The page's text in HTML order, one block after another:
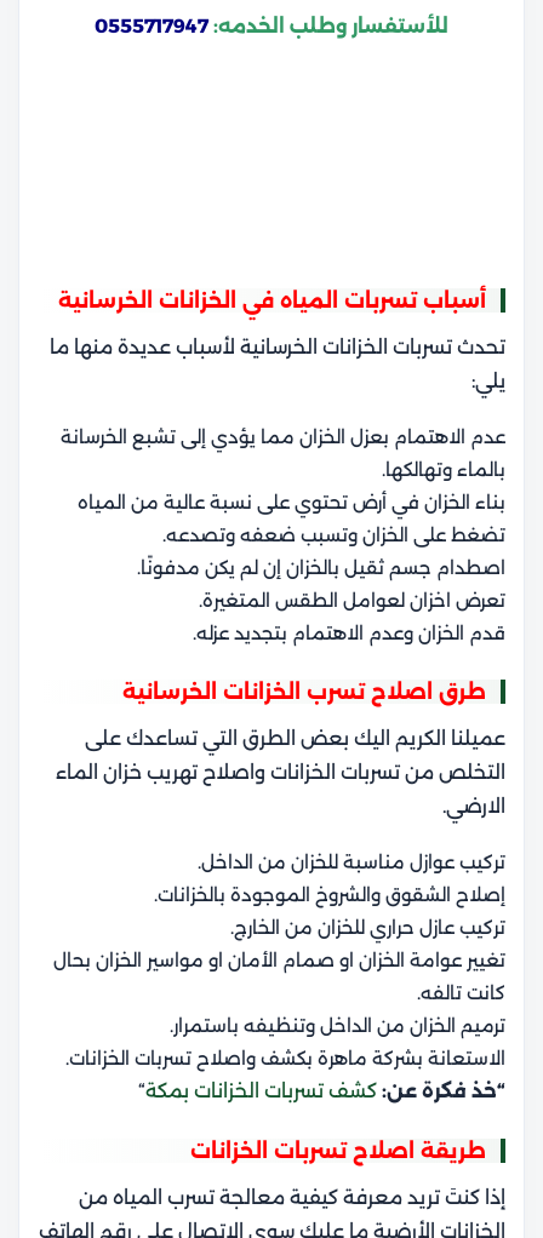
للأستفسار وطلب الخدمه: 0555717947
أسباب تسربات المياه في الخزانات الخرسانية
تحدث تسربات الخزانات الخرسانية لأسباب عديدة منها ما
يلي:
عدم الاهتمام بعزل الخزان مما يؤدي إلى تشبع الخرسانة
بالماء وتهالكها.
بناء الخزان في أرض تحتوي على نسبة عالية من المياه
تضغط على الخزان وتسبب ضعفه وتصدعه.
اصطدام جسم ثقيل بالخزان إن لم يكن مدفونًا.
تعرض اخزان لعوامل الطقس المتغيرة.
قدم الخزان وعدم الاهتمام بتجديد عزله.
طرق اصلاح تسرب الخزانات الخرسانية
عميلنا الكريم اليك بعض الطرق التي تساعدك على
التخلص من تسربات الخزانات واصلاح تهريب خزان الماء
الارضي.
تركيب عوازل مناسبة للخزان من الداخل.
إصلاح الشقوق والشروخ الموجودة بالخزانات.
تركيب عازل حراري للخزان من الخارج.
تغيير عوامة الخزان او صمام الأمان او مواسير الخزان بحال
كانت تالفه.
ترميم الخزان من الداخل وتنظيفه باستمرار.
الاستعانة بشركة ماهرة بكشف واصلاح تسربات الخزانات.
“خذ فكرة عن: كشف تسربات الخزانات بمكة“
طريقة اصلاح تسربات الخزانات
إذا كنتَ تريد معرفة كيفية معالجة تسرب المياه من
الخزانات الأرضية ما عليك سوى الاتصال على رقم الهاتف